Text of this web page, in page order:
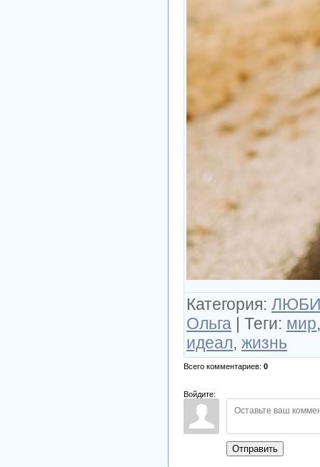
Категория:
Ольга | Теги: мир
идеал, жизнь
Всего комментариев: 0
Войдите:
Отправить